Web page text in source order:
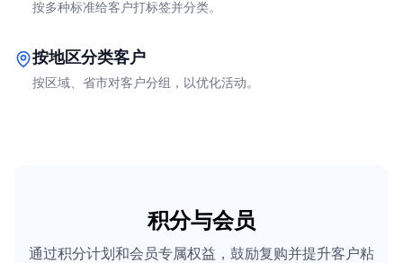
按多种标准给客户打标签并分类。
按地区分类客户
按区域、省市对客户分组，以优化活动。
积分与会员
通过积分计划和会员专属权益，鼓励复购并提升客户粘